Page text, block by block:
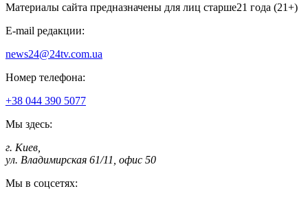
Материалы сайта предназначены для лиц старше21 года (21+)
E-mail редакции:
news24@24tv.com.ua
Номер телефона:
+38 044 390 5077
Мы здесь:
г. Киев
ул. Владимирская 61/11, офис 50
Мы в соцсетях: